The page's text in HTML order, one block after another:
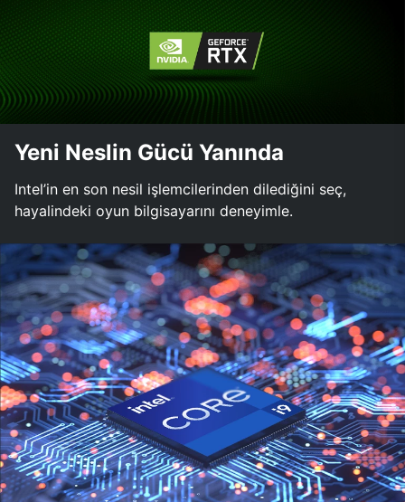
Yeni Neslin Gücü Yanında
Intel’in en son nesil işlemcilerinden dilediğini seç,
hayalindeki oyun bilgisayarını deneyimle.